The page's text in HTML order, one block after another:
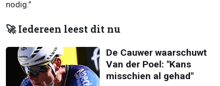
nodig.”
🚀 Iedereen leest dit nu
De Cauwer waarschuwt
Van der Poel: "Kans
misschien al gehad"